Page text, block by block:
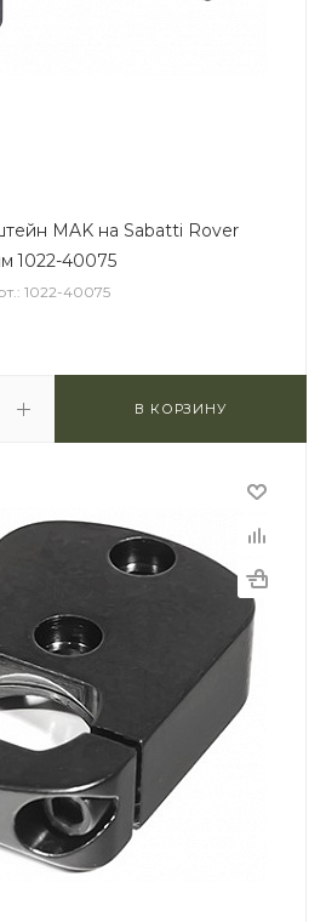
MAK на Sabatti Rover
1022-40075
1022-40075
В КОРЗИНУ